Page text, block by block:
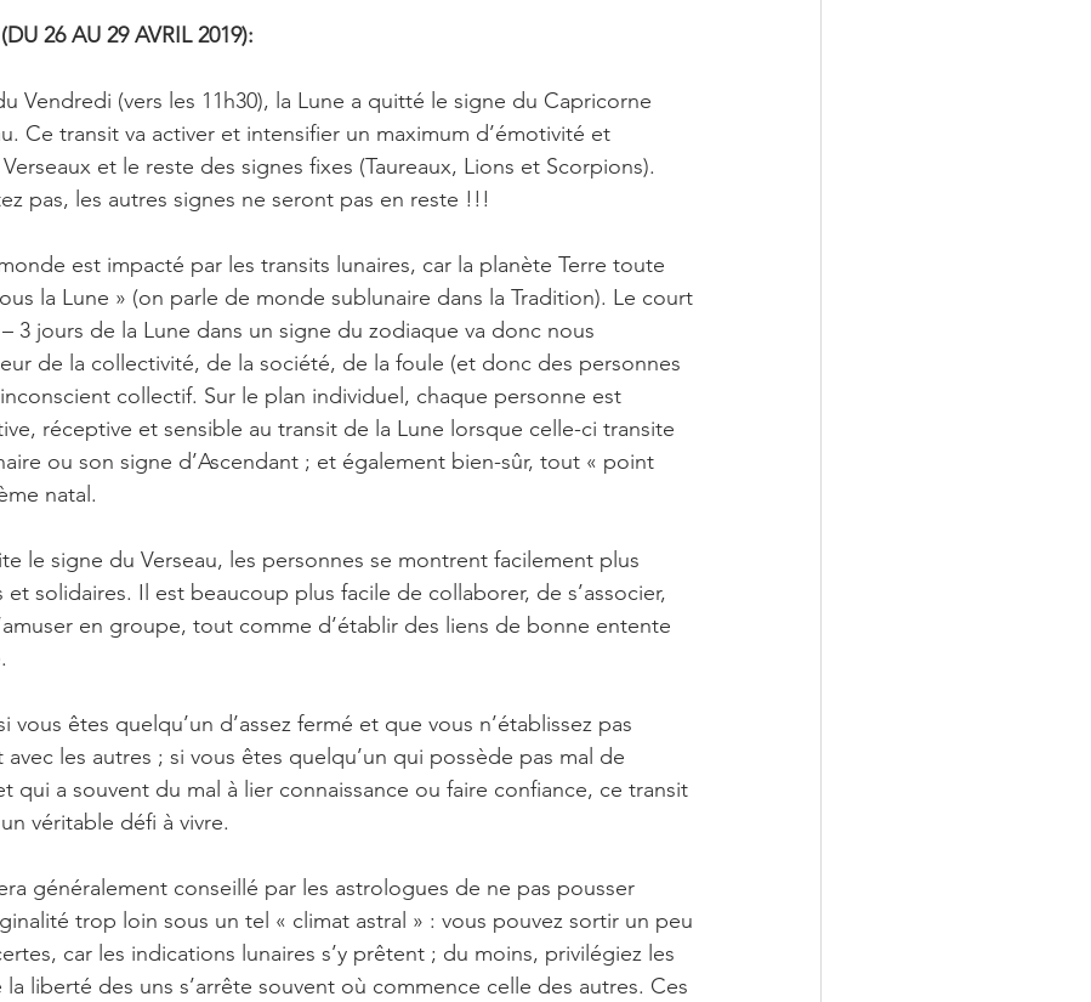
26 AU 29 AVRIL 2019):
Vendredi (vers les 11h30), la Lune a quitté le signe du Capricorne
Ce transit va activer et intensifier un maximum d’émotivité et
et le reste des signes fixes (Taureaux, Lions et Scorpions).
pas, les autres signes ne seront pas en reste !!!
est impacté par les transits lunaires, car la planète Terre toute
la Lune » (on parle de monde sublunaire dans la Tradition). Le court
3 jours de la Lune dans un signe du zodiaque va donc nous
de la collectivité, de la société, de la foule (et donc des personnes
collectif. Sur le plan individuel, chaque personne est
réceptive et sensible au transit de la Lune lorsque celle-ci transite
ou son signe d’Ascendant ; et également bien-sûr, tout « point
natal.
le signe du Verseau, les personnes se montrent facilement plus
et solidaires. Il est beaucoup plus facile de collaborer, de s’associer,
en groupe, tout comme d’établir des liens de bonne entente
vous êtes quelqu’un d’assez fermé et que vous n’établissez pas
les autres ; si vous êtes quelqu’un qui possède pas mal de
qui a souvent du mal à lier connaissance ou faire confiance, ce transit
véritable défi à vivre.
généralement conseillé par les astrologues de ne pas pousser
trop loin sous un tel « climat astral » : vous pouvez sortir un peu
car les indications lunaires s’y prêtent ; du moins, privilégiez les
la liberté des uns s’arrête souvent où commence celle des autres. Ces